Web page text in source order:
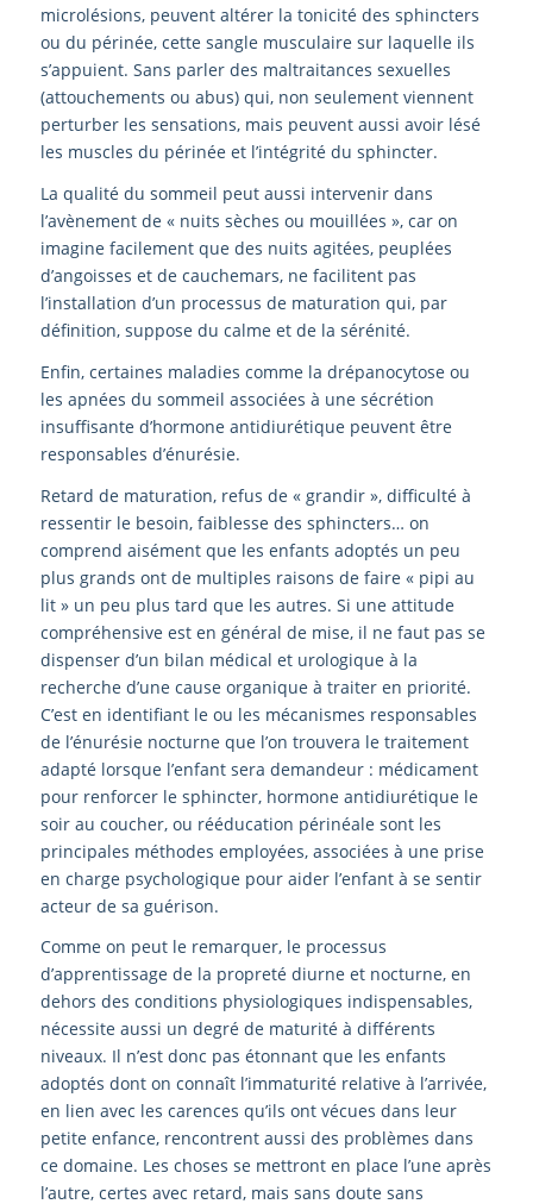
microlésions, peuvent altérer la tonicité des sphincters
ou du périnée, cette sangle musculaire sur laquelle ils
s’appuient. Sans parler des maltraitances sexuelles
(attouchements ou abus) qui, non seulement viennent
perturber les sensations, mais peuvent aussi avoir lésé
les muscles du périnée et l’intégrité du sphincter.
La qualité du sommeil peut aussi intervenir dans
l’avènement de « nuits sèches ou mouillées », car on
imagine facilement que des nuits agitées, peuplées
d’angoisses et de cauchemars, ne facilitent pas
l’installation d’un processus de maturation qui, par
définition, suppose du calme et de la sérénité.
Enfin, certaines maladies comme la drépanocytose ou
les apnées du sommeil associées à une sécrétion
insuffisante d’hormone antidiurétique peuvent être
responsables d’énurésie.
Retard de maturation, refus de « grandir », difficulté à
ressentir le besoin, faiblesse des sphincters… on
comprend aisément que les enfants adoptés un peu
plus grands ont de multiples raisons de faire « pipi au
lit » un peu plus tard que les autres. Si une attitude
compréhensive est en général de mise, il ne faut pas se
dispenser d’un bilan médical et urologique à la
recherche d’une cause organique à traiter en priorité.
C’est en identifiant le ou les mécanismes responsables
de l’énurésie nocturne que l’on trouvera le traitement
adapté lorsque l’enfant sera demandeur : médicament
pour renforcer le sphincter, hormone antidiurétique le
soir au coucher, ou rééducation périnéale sont les
principales méthodes employées, associées à une prise
en charge psychologique pour aider l’enfant à se sentir
acteur de sa guérison.
Comme on peut le remarquer, le processus
d’apprentissage de la propreté diurne et nocturne, en
dehors des conditions physiologiques indispensables,
nécessite aussi un degré de maturité à différents
niveaux. Il n’est donc pas étonnant que les enfants
adoptés dont on connaît l’immaturité relative à l’arrivée,
en lien avec les carences qu’ils ont vécues dans leur
petite enfance, rencontrent aussi des problèmes dans
ce domaine. Les choses se mettront en place l’une après
l’autre, certes avec retard, mais sans doute sans